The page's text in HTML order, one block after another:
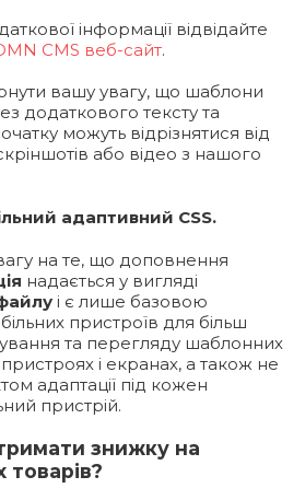
інформації відвідайте
CMS веб-сайт.
вашу увагу, що шаблони
додаткового тексту та
можуть відрізнятися від
або відео з нашого
адаптивний CSS.
на те, що доповнення
надається у вигляді
і є лише базовою
пристроїв для більш
та перегляду шаблонних
і екранах, а також не
адаптації під кожен
пристрій.
знижку на
товарів?